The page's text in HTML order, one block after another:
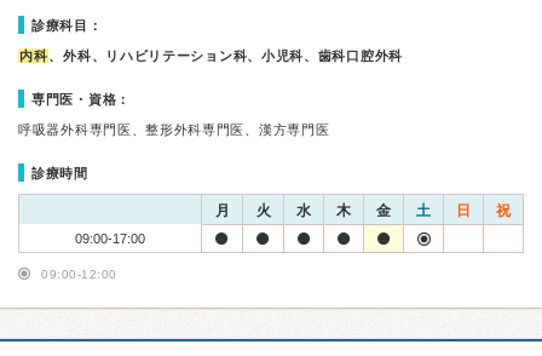
診療科目：
内科、外科、リハビリテーション科、小児科、歯科口腔外科
専門医・資格：
呼吸器外科専門医、整形外科専門医、漢方専門医
診療時間
月 火 水 木 金 土 日 祝
09:00-17:00
09:00-12:00